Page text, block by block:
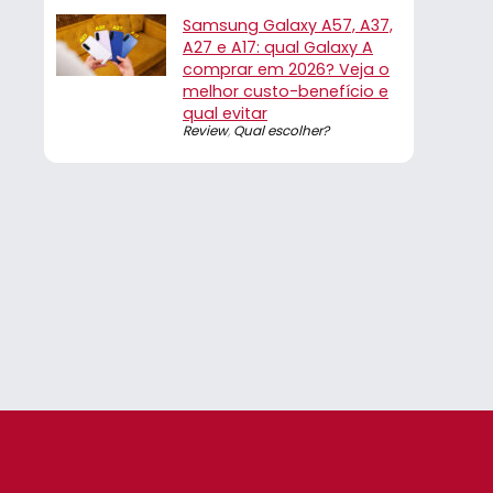
Samsung Galaxy A57, A37,
A27 e A17: qual Galaxy A
comprar em 2026? Veja o
melhor custo-benefício e
qual evitar
Review, Qual escolher?